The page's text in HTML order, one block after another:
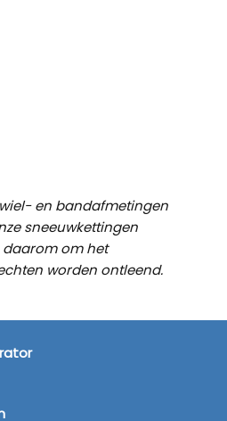
en bandafmetingen
sneeuwkettingen
daarom om het
worden ontleend.